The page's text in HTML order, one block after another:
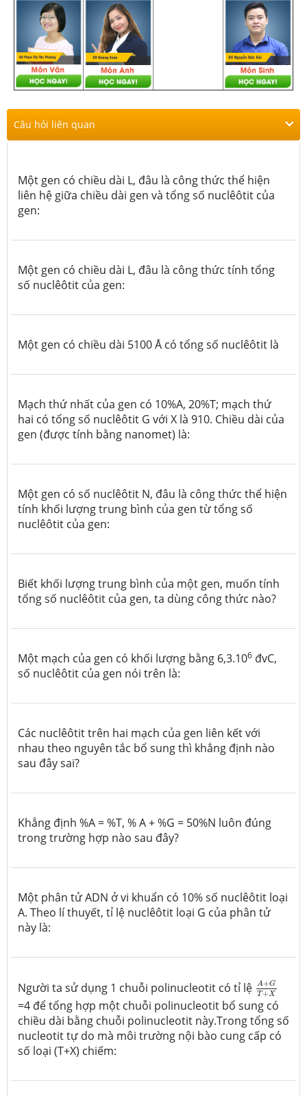
Câu hỏi liên quan
Một gen có chiều dài L, đâu là công thức thể hiện
liên hệ giữa chiều dài gen và tổng số nuclêôtit của
gen:
Một gen có chiều dài L, đâu là công thức tính tổng
số nuclêôtit của gen:
Một gen có chiều dài 5100Å có tổng số nuclêôtit là
Mạch thứ nhất của gen có 10%A, 20%T; mạch thứ
hai có tổng số nuclêôtit G với X là 910. Chiều dài của
gen (được tính bằng nanomet) là:
Một gen có số nuclêôtit N, đâu là công thức thể hiện
tính khối lượng trung bình của gen từ tổng số
nuclêôtit của gen:
Biết khối lượng trung bình của một gen, muốn tính
tổng số nuclêôtit của gen, ta dùng công thức nào?
Một mạch của gen có khối lượng bằng 6,3.106 đvC,
số nuclêôtit của gen nói trên là:
Các nuclêôtit trên hai mạch của gen liên kết với
nhau theo nguyên tắc bổ sung thì khẳng định nào
sau đây sai?
Khẳng định %A = %T, % A + %G = 50%N luôn đúng
trong trường hợp nào sau đây?
Một phân tử ADN ở vi khuẩn có 10% số nuclêôtit loại
A. Theo lí thuyết, tỉ lệ nuclêôtit loại G của phân tử
này là:
Người ta sử dụng 1 chuỗi polinucleotit có tỉ lệ A+G
T +X
A + G
=4 để tổng hợp một chuỗi polinucleotit bổ sung có
chiều dài bằng chuỗi polinucleotit này.Trong tổng số
nucleotit tự do mà môi trường nội bào cung cấp có
số loại (T+X) chiếm: